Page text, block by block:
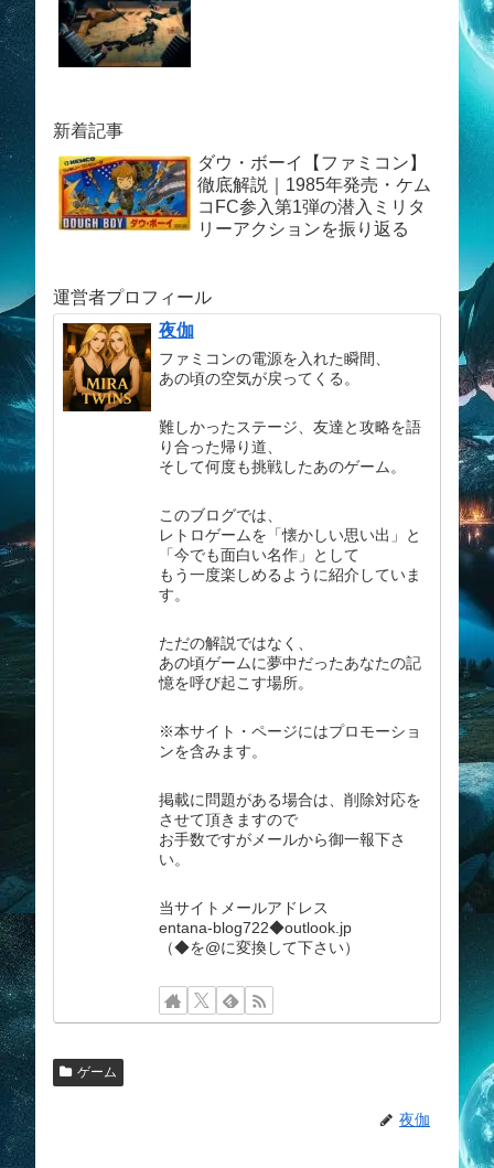
新着記事
ダウ・ボーイ【ファミコン】
徹底解説｜1985年発売・ケム
コFC参入第1弾の潜入ミリタ
リーアクションを振り返る
運営者プロフィール
夜伽
ファミコンの電源を入れた瞬間、
あの頃の空気が戻ってくる。
難しかったステージ、友達と攻略を語
り合った帰り道、
そして何度も挑戦したあのゲーム。
このブログでは、
レトロゲームを「懐かしい思い出」と
「今でも面白い名作」として
もう一度楽しめるように紹介していま
す。
ただの解説ではなく、
あの頃ゲームに夢中だったあなたの記
憶を呼び起こす場所。
※本サイト・ページにはプロモーショ
ンを含みます。
掲載に問題がある場合は、削除対応を
させて頂きますので
お手数ですがメールから御一報下さ
い。
当サイトメールアドレス
entana-blog722◆outlook.jp
（◆を@に変換して下さい）
ゲーム
夜伽